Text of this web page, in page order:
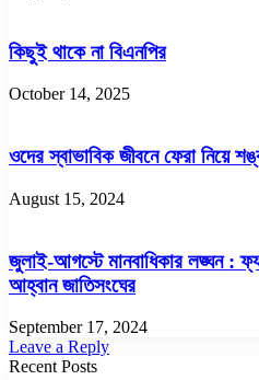
কিছুই থাকে না বিএনপির
October 14, 2025
ওদের স্বাভাবিক জীবনে ফেরা নিয়ে
August 15, 2024
জুলাই-আগস্টে মানবাধিকার লঙ্ঘন :
আহ্বান জাতিসংঘের
September 17, 2024
Leave a Reply
Recent Posts